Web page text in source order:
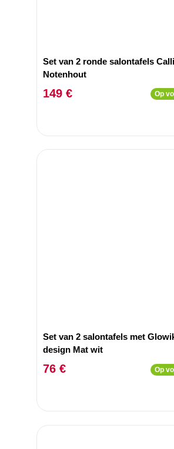
Set van 2 ronde salontafels
Notenhout
149 € Op
Set van 2 salontafels met
design Mat wit
76 € Op